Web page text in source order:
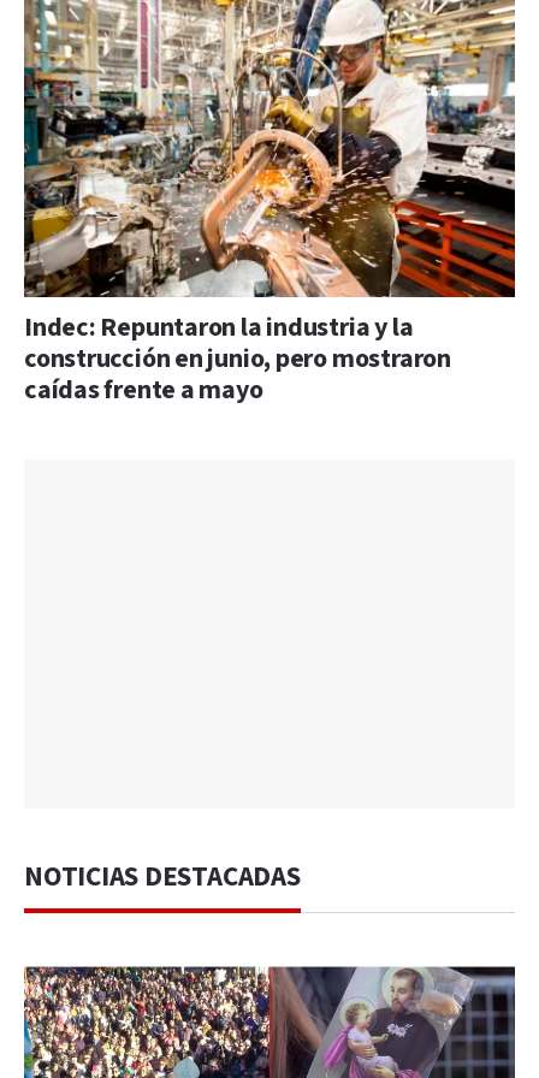
Indec: Repuntaron la industria y la
construcción en junio, pero mostraron
caídas frente a mayo
NOTICIAS DESTACADAS